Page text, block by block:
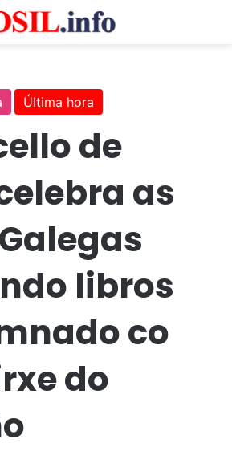
Última hora
de
as
libros
co
do